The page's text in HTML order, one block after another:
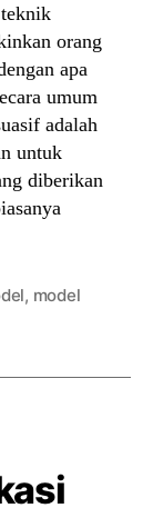
orang
apa
umum
adalah
untuk
diberikan
, model